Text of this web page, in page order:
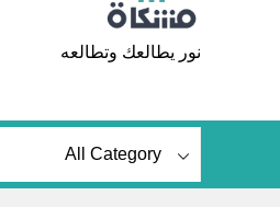
مشكاة
نور يطالعك وتطالعه